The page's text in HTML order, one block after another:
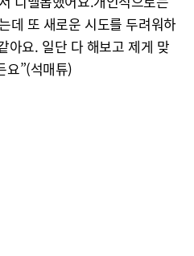
데 또 새로운 시도를 두려워하
아요. 일단 다 해보고 제게 맞
요”(석매튜)